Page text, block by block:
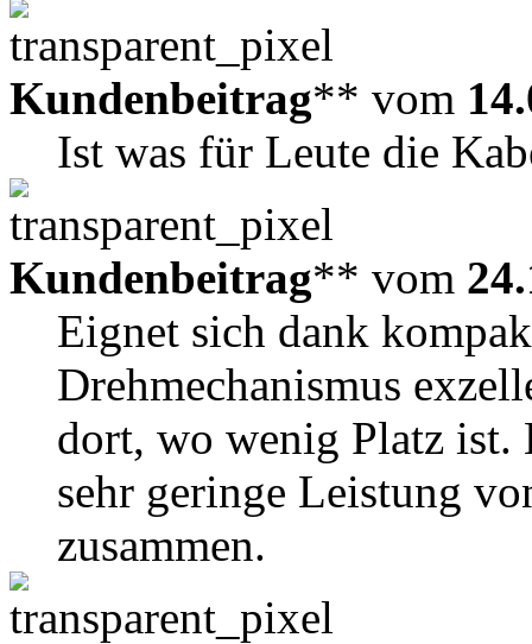
Kundenbeitrag** vom
Ist was für Leute die
Kundenbeitrag** vom
Eignet sich dank
Drehmechanismus
dort, wo wenig Platz
sehr geringe Leistung
zusammen.